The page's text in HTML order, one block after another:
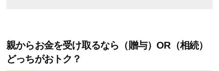
親からお金を受け取るなら（贈与）OR（相続）
どっちがおトク？